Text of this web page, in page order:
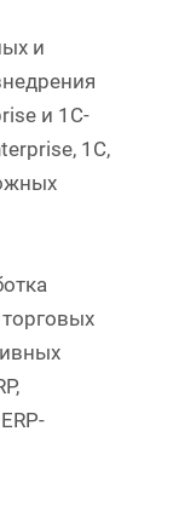
и
и 1C-
1С,